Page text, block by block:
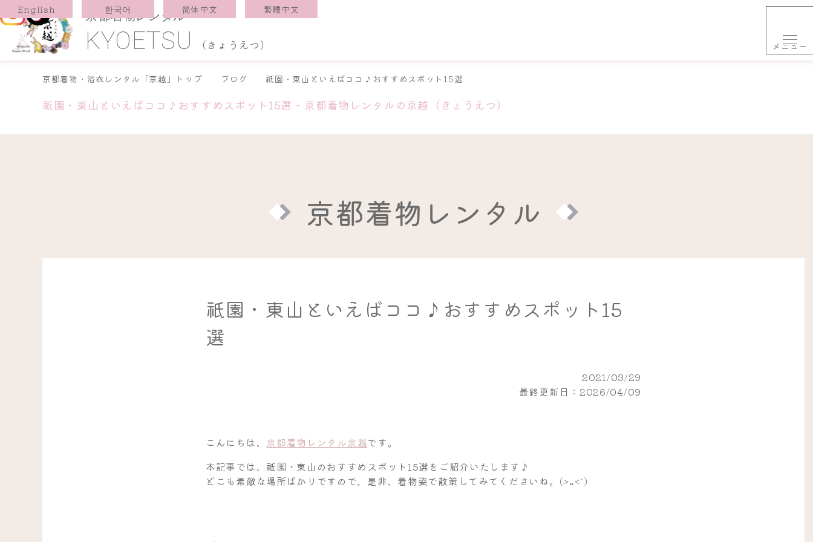
京都着物レンタル
KYOETSU (きょうえつ)
English 한국어 简体中文 繁體中文
京都着物・浴衣レンタル「京越」トップ ブログ 祇園・東山といえばココ♪おすすめスポット15選
祇園・東山といえばココ♪おすすめスポット15選 - 京都着物レンタルの京越（きょうえつ）
京都着物レンタル
祇園・東山といえばココ♪おすすめスポット15
選
2021/03/29
最終更新日：2026/04/09
こんにちは、 京都着物レンタル京越です。
本記事では、祇園・東山のおすすめスポット15選をご紹介いたします♪
どこも素敵な場所ばかりですので、是非、着物姿で散策してみてくださいね。(>᎑<`)